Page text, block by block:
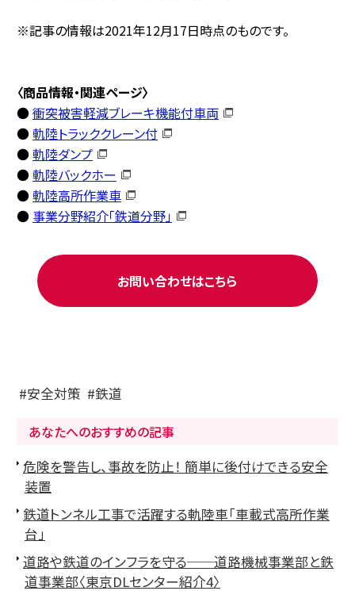
※記事の情報は2021年12月17日時点のものです。
〈商品情報・関連ページ〉
●衝突被害軽減ブレーキ機能付車両
●軌陸トラッククレーン付
●軌陸ダンプ
●軌陸バックホー
●軌陸高所作業車
● 事業分野紹介「鉄道分野」
お問い合わせはこちら
安全対策
鉄道
あなたへのおすすめの記事
危険を警告し、事故を防止！ 簡単に後付けできる安全
装置
鉄道トンネル工事で活躍する軌陸車「車載式高所作業
台」
道路や鉄道のインフラを守る──道路機械事業部と鉄
道事業部〈東京DLセンター紹介4〉